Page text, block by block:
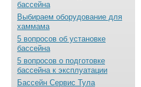
бассейна
Выбираем оборудование для
хаммама
5 вопросов об установке
бассейна
5 вопросов о подготовке
бассейна к эксплуатации
Бассейн Сервис Тула